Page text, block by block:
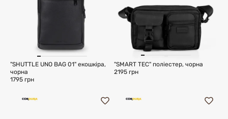
"SHUTTLE UNO BAG 01" екошкіра,
чорна
1795 грн
"SMART TEC" поліестер, чорна
2195 грн